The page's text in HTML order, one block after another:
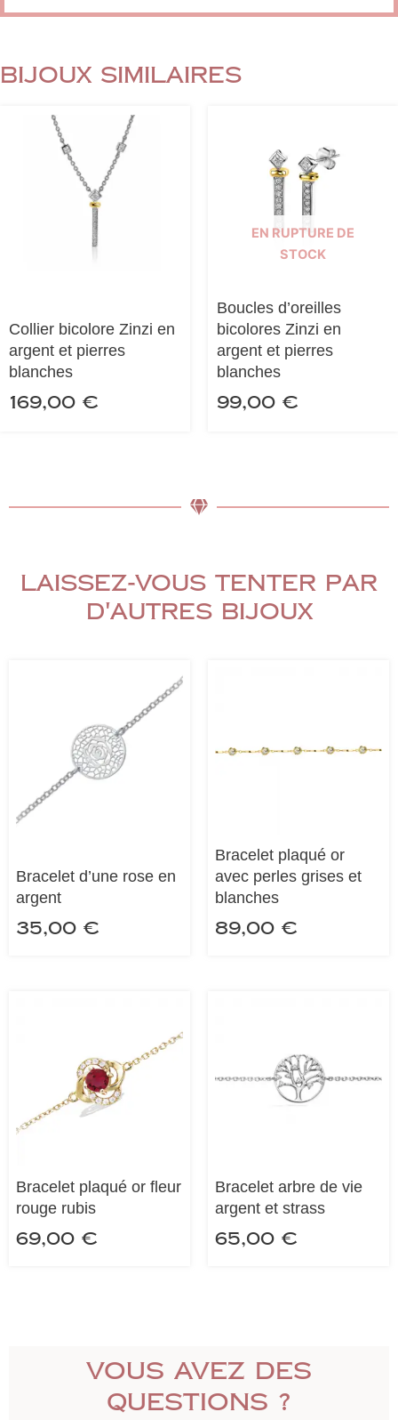
Bijoux similaires
Collier bicolore Zinzi en
argent et pierres
blanches
169,00 €
EN RUPTURE DE
STOCK
Boucles d’oreilles
bicolores Zinzi en
argent et pierres
blanches
99,00 €
Laissez-vous tenter par
d'autres bijoux
Bracelet d’une rose en
argent
35,00 €
Bracelet plaqué or
avec perles grises et
blanches
89,00 €
Bracelet plaqué or fleur
rouge rubis
69,00 €
Bracelet arbre de vie
argent et strass
65,00 €
Vous avez des
questions ?